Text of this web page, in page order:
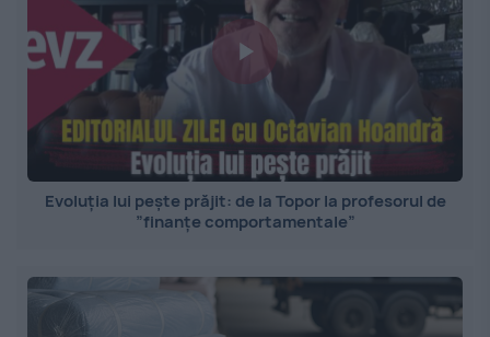
Evoluția lui pește prăjit: de la Topor la profesorul de
”finanțe comportamentale”